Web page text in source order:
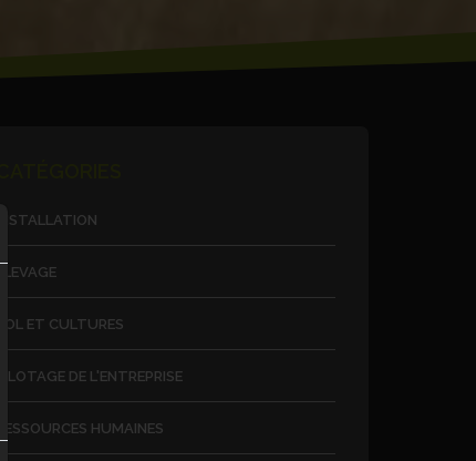
INSTALLATION
ÉLEVAGE
SOL ET CULTURES
PILOTAGE DE L'ENTREPRISE
RESSOURCES HUMAINES